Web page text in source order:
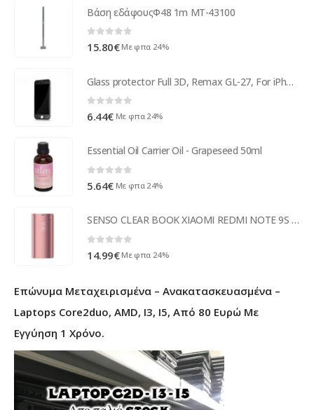
Βάση εδάφουςΦ48 1m MT-43100
0 out of 5
15.80€ Με φπα 24%
Glass protector Full 3D, Remax GL-27, For iPhone 7/8, 0,3mm, Black - 52340
0out of 5
6.44€ Με φπα 24%
Essential Oil Carrier Oil - Grapeseed 50ml
0 out of 5
5.64€ Με φπα 24%
SENSO CLEAR BOOK XIAOMI REDMI NOTE 9S / NOTE 9 PRO / NOTE 9 PRO MAX pink
14.99€ Με φπα 24%
Επώνυμα Μεταχειρισμένα – Ανακατασκευασμένα –
Laptops Core2duo, AMD, I3, I5, Από 80 Ευρώ Με
Εγγύηση 1 Χρόνο.